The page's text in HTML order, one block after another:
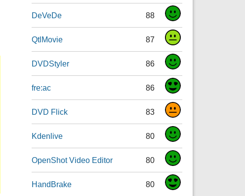
DeVeDe 88
QtlMovie 87
DVDStyler 86
fre:ac 86
DVD Flick 83
Kdenlive 80
OpenShot Video Editor 80
HandBrake 80